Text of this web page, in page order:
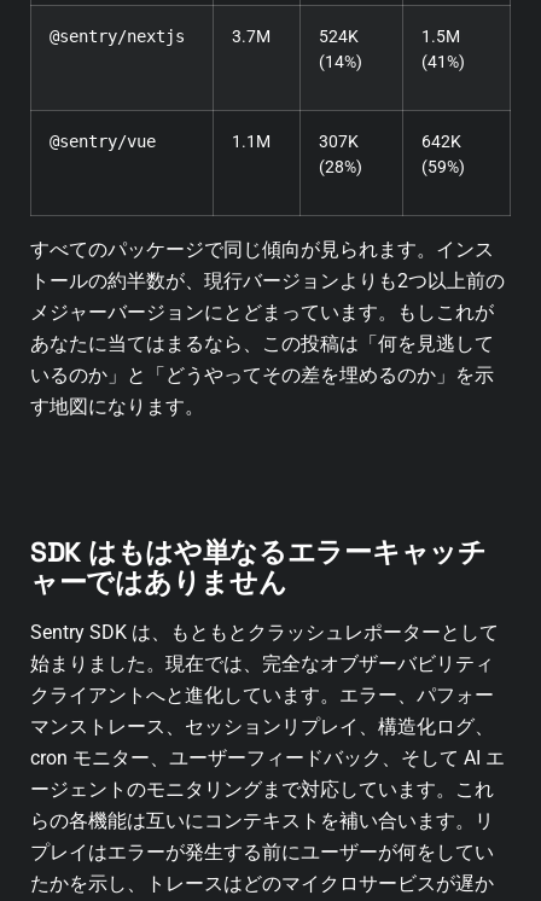
@sentry/nextjs 3.7M
524K
(14%)
1.5M
(41%)
@sentry/vue 1.1M
307K
(28%)
642K
(59%)
すべてのパッケージで同じ傾向が見られます。インス
トールの約半数が、現行バージョンよりも2つ以上前の
メジャーバージョンにとどまっています。もしこれが
あなたに当てはまるなら、この投稿は「何を見逃して
いるのか」と「どうやってその差を埋めるのか」を示
す地図になります。
SDK はもはや単なるエラーキャッチ
ャーではありません
Sentry SDK は、もともとクラッシュレポーターとして
始まりました。現在では、完全なオブザーバビリティ
クライアントへと進化しています。エラー、パフォー
マンストレース、セッションリプレイ、構造化ログ、
cron モニター、ユーザーフィードバック、そして AI エ
ージェントのモニタリングまで対応しています。これ
らの各機能は互いにコンテキストを補い合います。リ
プレイはエラーが発生する前にユーザーが何をしてい
たかを示し、トレースはどのマイクロサービスが遅か